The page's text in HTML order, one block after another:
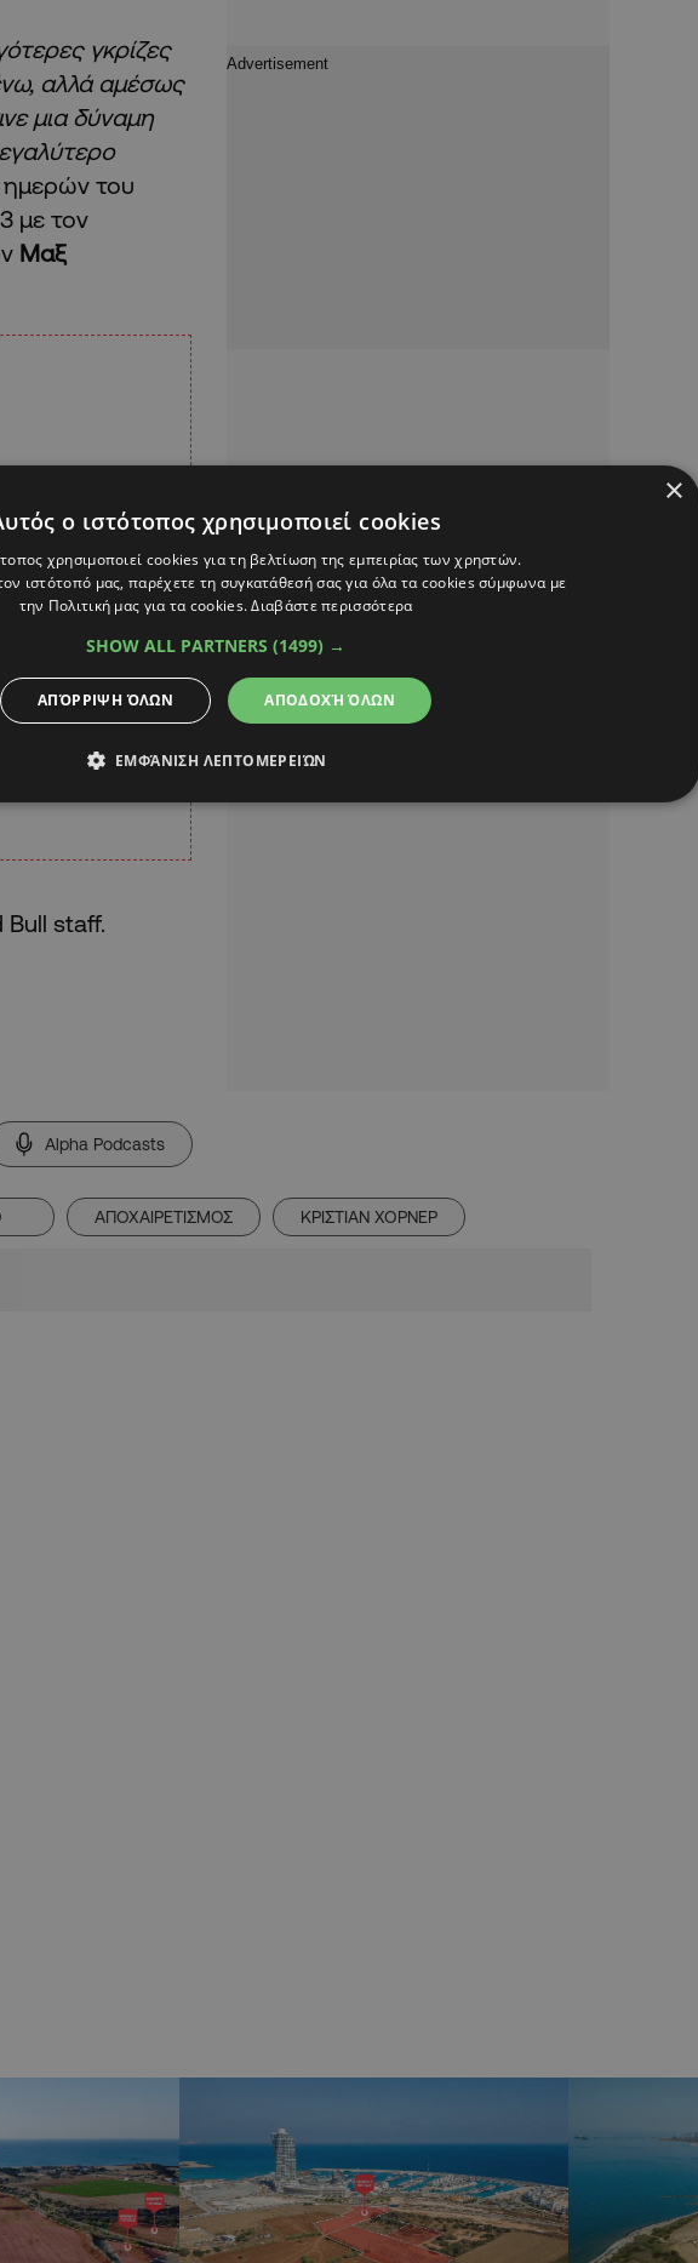
γκρίζες
αλλά αμέσως
μια δύναμη
ημερών του
με τον
Μαξ
staff.
Alpha Podcasts
ΑΠΟΧΑΙΡΕΤΙΣΜΟΣ ΚΡΙΣΤΙΑΝ ΧΟΡΝΕΡ
×
ο ιστότοπος χρησιμοποιεί cookies
χρησιμοποιεί cookies για τη βελτίωση της εμπειρίας των χρηστών.
ιστότοπό μας, παρέχετε τη συγκατάθεσή σας για όλα τα cookies σύμφωνα με
την Πολιτική μας για τα cookies.Διαβάστε περισσότερα
SHOW ALL PARTNERS (1499) →
ΑΠΟΔΟΧΉ ΌΛΩΝ
ΑΠΌΡΡΙΨΗ ΌΛΩΝ
ΕΜΦΆΝΙΣΗ ΛΕΠΤΟΜΕΡΕΙΏΝ